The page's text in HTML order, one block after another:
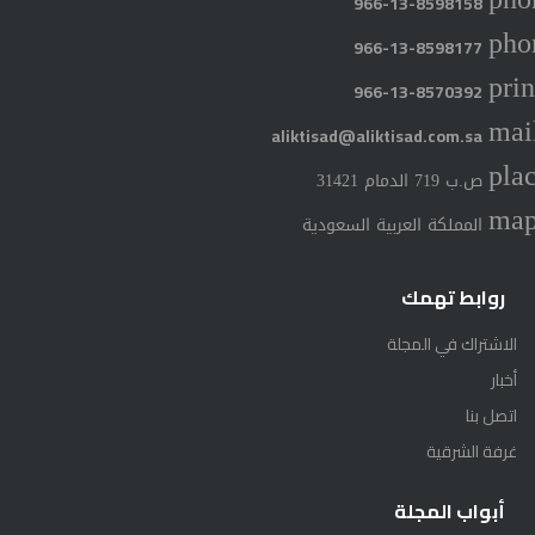
966-13-8598177
966-13-8570392
aliktisad@aliktisad.com.sa
ص.ب 719 الدمام 31421
المملكة العربية السعودية
روابط تهمك
الاشتراك في المجلة
أخبار
اتصل بنا
غرفة الشرقية
أبواب المجلة